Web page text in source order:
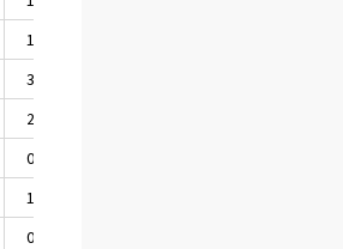
1,6
3,5
2,0
0,8
1,9
0,8